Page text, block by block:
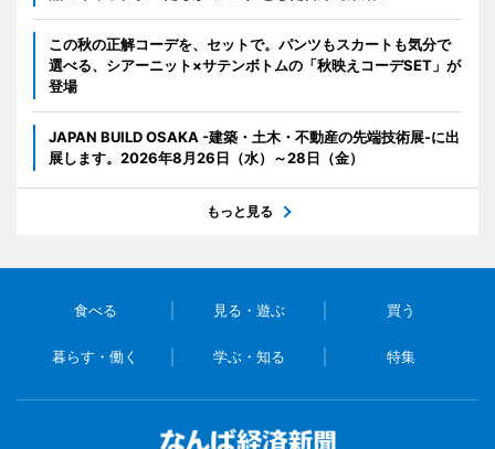
この秋の正解コーデを、セットで。パンツもスカートも気分で
選べる、シアーニット×サテンボトムの「秋映えコーデSET」が
登場
JAPAN BUILD OSAKA -建築・土木・不動産の先端技術展-に出
展します。2026年8月26日（水）～28日（金）
もっと見る
食べる 見る・遊ぶ 買う
暮らす・働く 学ぶ・知る 特集